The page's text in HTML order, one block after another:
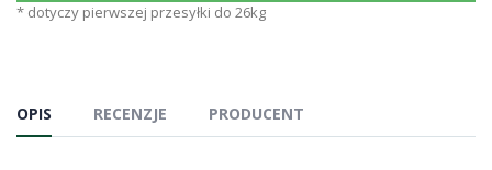
* dotyczy pierwszej przesyłki do 26kg
OPIS RECENZJE PRODUCENT